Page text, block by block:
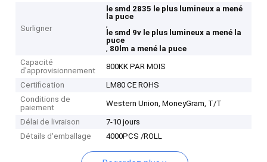
Surligner
le smd 2835 le plus lumineux a mené
la puce
,
le smd 9v le plus lumineux a mené la
puce
, 80lm a mené la puce
Capacité
d'approvisionnement
800KK PAR MOIS
Certification
LM80 CE ROHS
Conditions de
paiement
Western Union, MoneyGram, T/T
Délai de livraison
7-10 jours
Détails d'emballage
4000PCS /ROLL